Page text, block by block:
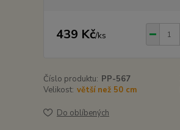
439 Kč/ks
Číslo produktu: PP-567
Velikost: větší než 50 cm
Do oblíbených